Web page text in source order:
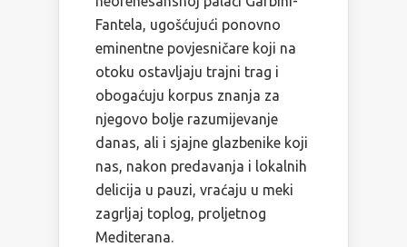
Fantela, ugošćujući ponovno
eminentne povjesničare koji na
otoku ostavljaju trajni trag i
obogaćuju korpus znanja za
njegovo bolje razumijevanje
danas, ali i sjajne glazbenike koji
nas, nakon predavanja i lokalnih
delicija u pauzi, vraćaju u meki
zagrljaj toplog, proljetnog
Mediterana.